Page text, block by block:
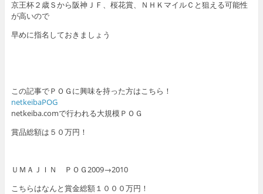
京王杯２歳Ｓから阪神ＪＦ、桜花賞、ＮＨＫマイルＣと狙える可能性
が高いので
早めに指名しておきましょう
この記事でＰＯＧに興味を持った方はこちら！
netkeibaPOG
netkeiba.comで行われる大規模ＰＯＧ
賞品総額は５０万円！
ＵＭＡＪＩＮ ＰＯＧ2009→2010
こちらはなんと賞金総額１０００万円！